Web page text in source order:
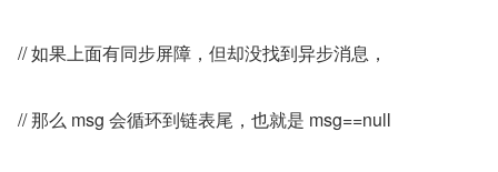
// 如果上面有同步屏障，但却没找到异步消息，
// 那么 msg 会循环到链表尾，也就是 msg==null